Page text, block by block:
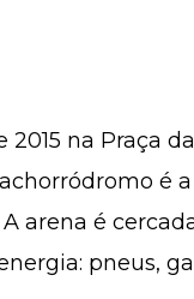
na Praça
é
arena é
pneus,